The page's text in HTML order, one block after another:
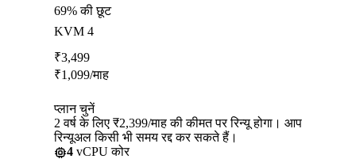
69% की छूट
KVM 4
₹3,499
₹1,099/माह
प्लान चुनें
2 वर्ष के लिए ₹2,399/माह की कीमत पर रिन्यू होगा। आप
रिन्यूअल किसी भी समय रद्द कर सकते हैं।
4 vCPU कोर